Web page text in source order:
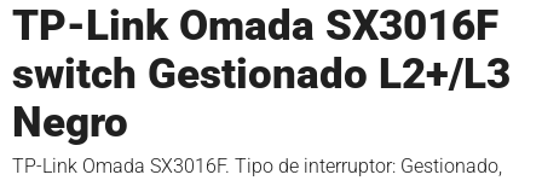
TP-Link Omada SX3016F
switch Gestionado L2+/L3
Negro
TP-Link Omada SX3016F. Tipo de interruptor: Gestionado,